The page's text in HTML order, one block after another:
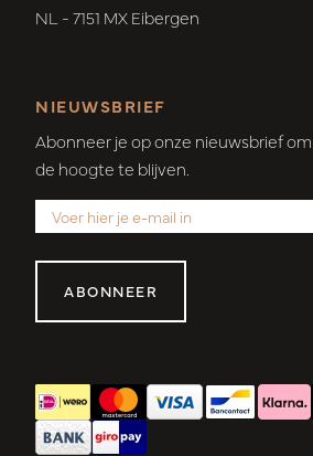
NL - 7151 MX Eibergen
NIEUWSBRIEF
Abonneer je op onze nieuwsbrief
de hoogte te blijven.
ABONNEER